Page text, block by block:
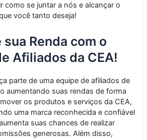
como se juntar a nós e alcançar o
você tanto deseja!
Renda com o
Afiliados da CEA!
parte de uma equipe de afiliados de
aumentando suas rendas de forma
os produtos e serviços da CEA,
uma marca reconhecida e confiável
suas chances de realizar
generosas. Além disso,